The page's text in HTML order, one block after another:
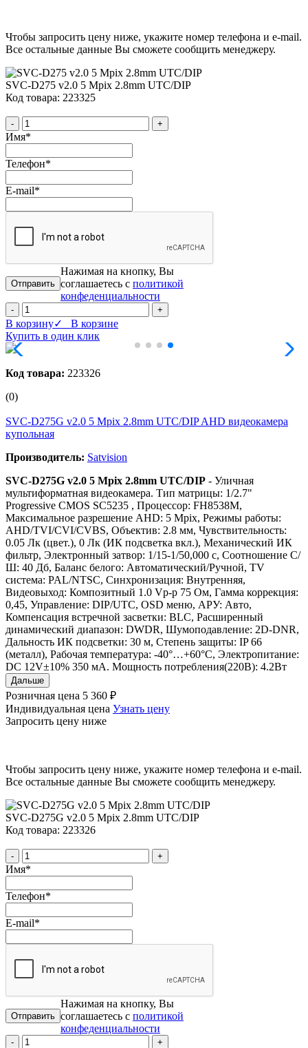
Чтобы запросить цену ниже, укажите номер телефона и e-mail.
Все остальные данные Вы сможете сообщить менеджеру.
SVC-D275 v2.0 5 Mpix 2.8mm UTC/DIP
Код товара: 223325
- +
Имя*
Телефон*
E-mail*
Нажимая на кнопку, Вы
соглашаетесь с политикой
конфеденциальности
- +
В корзину✓ В корзине
Купить в один клик
Код товара: 223326
(0)
SVC-D275G v2.0 5 Mpix 2.8mm UTC/DIP AHD видеокамера
купольная
Производитель: Satvision
SVC-D275G v2.0 5 Mpix 2.8mm UTC/DIP - Уличная
мультиформатная видеокамера. Тип матрицы: 1/2.7"
Progressive CMOS SC5235 , Процессор: FH8538M,
Максимальное разрешение AHD: 5 Mpix, Режимы работы:
AHD/TVI/CVI/CVBS, Объектив: 2.8 мм, Чувствительность:
0.05 Лк (цвет.), 0 Лк (ИК подсветка вкл.), Механический ИК
фильтр, Электронный затвор: 1/15-1/50,000 c, Соотношение С/
Ш: 40 Дб, Баланс белого: Автоматический/Ручной, TV
система: PAL/NTSC, Синхронизация: Внутренняя,
Видеовыход: Композитный 1.0 Vp-p 75 Ом, Гамма коррекция:
0,45, Управление: DIP/UTC, OSD меню, АРУ: Авто,
Компенсация встречной засветки: BLC, Расширенный
динамический диапазон: DWDR, Шумоподавление: 2D-DNR,
Дальность ИК подсветки: 30 м, Степень защиты: IP 66
(металл), Рабочая температура: -40°…+60°C, Электропитание:
DC 12V±10% 350 мА. Мощность потребления(220В): 4.2Вт
Дальше
Розничная цена 5 360 ₽
Индивидуальная цена Узнать цену
Запросить цену ниже
Чтобы запросить цену ниже, укажите номер телефона и e-mail.
Все остальные данные Вы сможете сообщить менеджеру.
SVC-D275G v2.0 5 Mpix 2.8mm UTC/DIP
Код товара: 223326
- +
Имя*
Телефон*
E-mail*
Нажимая на кнопку, Вы
соглашаетесь с политикой
конфеденциальности
- +